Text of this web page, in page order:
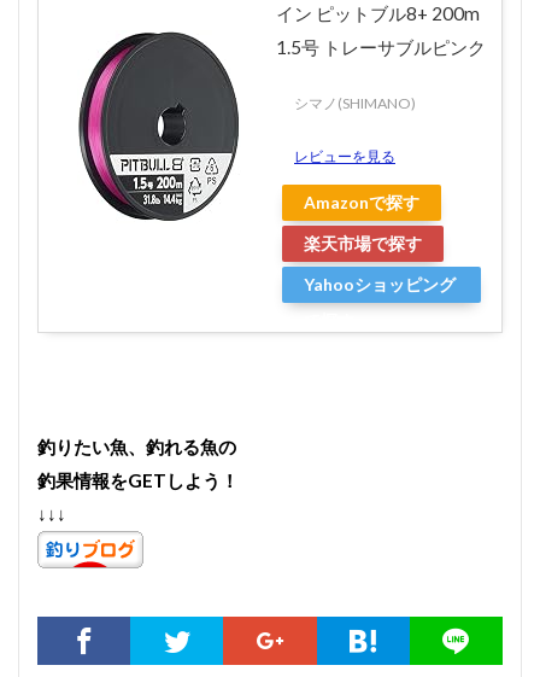
イン ピットブル8+ 200m
1.5号 トレーサブルピンク
シマノ(SHIMANO)
レビューを見る
Amazonで探す
楽天市場で探す
Yahooショッピング
釣りたい魚、釣れる魚の
釣果情報をGETしよう！
↓↓↓